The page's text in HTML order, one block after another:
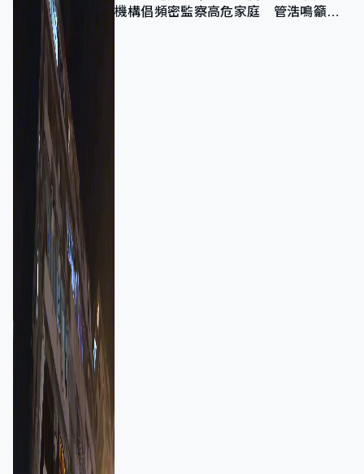
機構倡頻密監察高危家庭 管浩鳴籲加